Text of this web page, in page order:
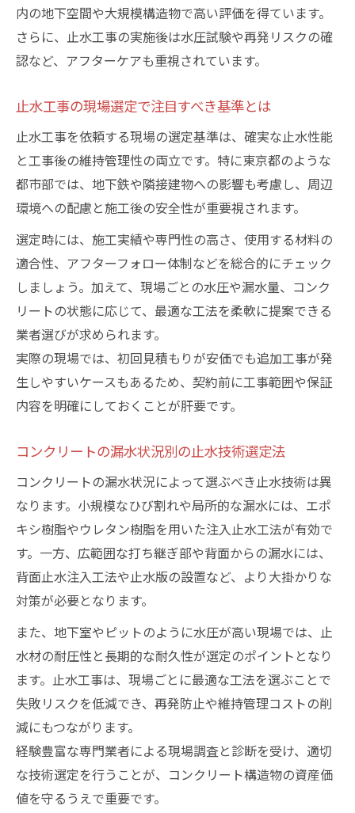
内の地下空間や大規模構造物で高い評価を得ています。
さらに、止水工事の実施後は水圧試験や再発リスクの確
認など、アフターケアも重視されています。
止水工事の現場選定で注目すべき基準とは
止水工事を依頼する現場の選定基準は、確実な止水性能
と工事後の維持管理性の両立です。特に東京都のような
都市部では、地下鉄や隣接建物への影響も考慮し、周辺
環境への配慮と施工後の安全性が重要視されます。
選定時には、施工実績や専門性の高さ、使用する材料の
適合性、アフターフォロー体制などを総合的にチェック
しましょう。加えて、現場ごとの水圧や漏水量、コンク
リートの状態に応じて、最適な工法を柔軟に提案できる
業者選びが求められます。
実際の現場では、初回見積もりが安価でも追加工事が発
生しやすいケースもあるため、契約前に工事範囲や保証
内容を明確にしておくことが肝要です。
コンクリートの漏水状況別の止水技術選定法
コンクリートの漏水状況によって選ぶべき止水技術は異
なります。小規模なひび割れや局所的な漏水には、エポ
キシ樹脂やウレタン樹脂を用いた注入止水工法が有効で
す。一方、広範囲な打ち継ぎ部や背面からの漏水には、
背面止水注入工法や止水版の設置など、より大掛かりな
対策が必要となります。
また、地下室やピットのように水圧が高い現場では、止
水材の耐圧性と長期的な耐久性が選定のポイントとなり
ます。止水工事は、現場ごとに最適な工法を選ぶことで
失敗リスクを低減でき、再発防止や維持管理コストの削
減にもつながります。
経験豊富な専門業者による現場調査と診断を受け、適切
な技術選定を行うことが、コンクリート構造物の資産価
値を守るうえで重要です。